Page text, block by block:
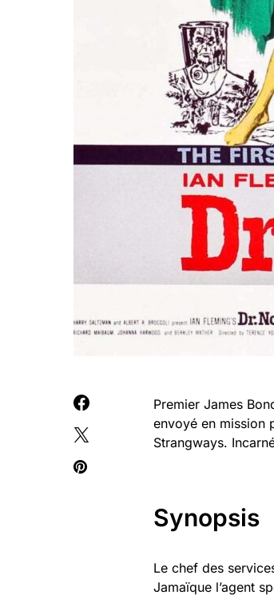
Premier James
envoyé en mission
Strangways.
Synopsis
Le chef des
Jamaïque l’agent